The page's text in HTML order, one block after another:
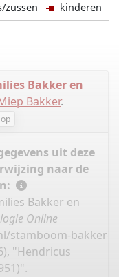
zussen kinderen
Bakker en
Bakker.
uit deze
naar de
Bakker en
Online
stamboom-bakker-
"Hendricus